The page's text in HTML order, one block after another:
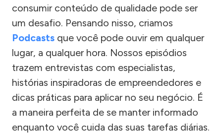
consumir conteúdo de qualidade pode ser
um desafio. Pensando nisso, criamos
Podcasts que você pode ouvir em qualquer
lugar, a qualquer hora. Nossos episódios
trazem entrevistas com especialistas,
histórias inspiradoras de empreendedores e
dicas práticas para aplicar no seu negócio. É
a maneira perfeita de se manter informado
enquanto você cuida das suas tarefas diárias.